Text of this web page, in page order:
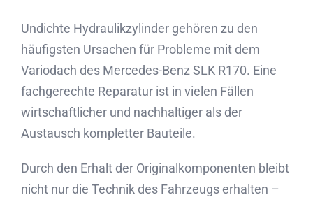
Undichte Hydraulikzylinder gehören zu den
häufigsten Ursachen für Probleme mit dem
Variodach des Mercedes-Benz SLK R170. Eine
fachgerechte Reparatur ist in vielen Fällen
wirtschaftlicher und nachhaltiger als der
Austausch kompletter Bauteile.
Durch den Erhalt der Originalkomponenten bleibt
nicht nur die Technik des Fahrzeugs erhalten –